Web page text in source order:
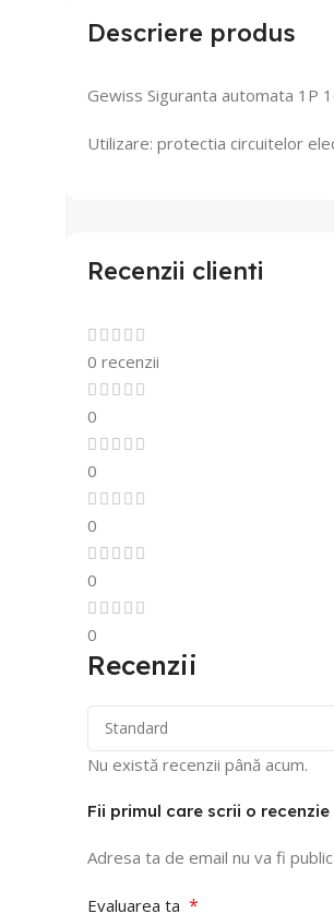
Descriere produs
Gewiss Siguranta automata 1P
Utilizare: protectia circuitelor
Recenzii clienti
0 recenzii
0
0
0
0
0
Recenzii
Nu există recenzii până acum.
Fii primul care scrii o
Adresa ta de email nu va fi
Evaluarea ta *